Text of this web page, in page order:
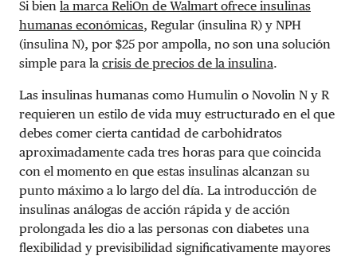
Si bien la marca ReliOn de Walmart ofrece insulinas
humanas económicas, Regular (insulina R) y NPH
(insulina N), por $25 por ampolla, no son una solución
simple para la crisis de precios de la insulina.
Las insulinas humanas como Humulin o Novolin N y R
requieren un estilo de vida muy estructurado en el que
debes comer cierta cantidad de carbohidratos
aproximadamente cada tres horas para que coincida
con el momento en que estas insulinas alcanzan su
punto máximo a lo largo del día. La introducción de
insulinas análogas de acción rápida y de acción
prolongada les dio a las personas con diabetes una
flexibilidad y previsibilidad significativamente mayores